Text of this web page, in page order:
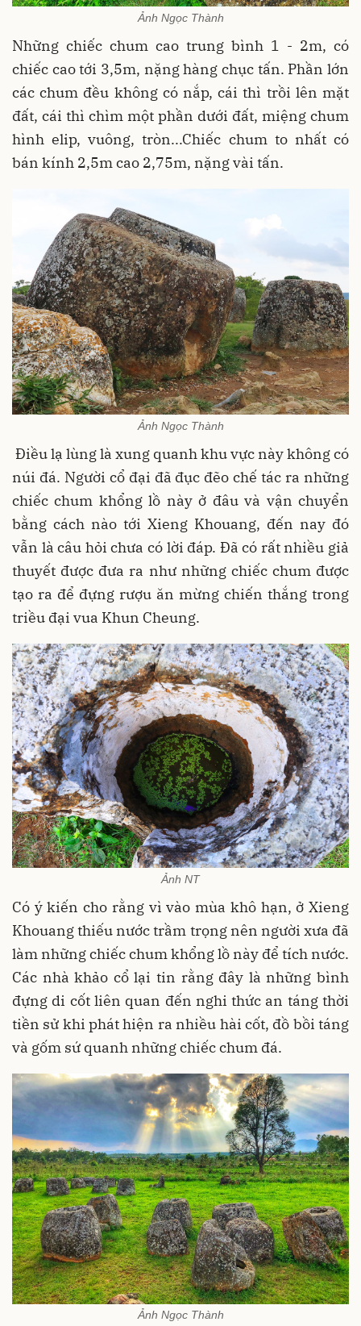
Ảnh Ngọc Thành
Những chiếc chum cao trung bình 1 - 2m, có
chiếc cao tới 3,5m, nặng hàng chục tấn. Phần lớn
các chum đều không có nắp, cái thì trồi lên mặt
đất, cái thì chìm một phần dưới đất, miệng chum
hình elip, vuông, tròn...Chiếc chum to nhất có
bán kính 2,5m cao 2,75m, nặng vài tấn.
Ảnh Ngọc Thành
Điều lạ lùng là xung quanh khu vực này không có
núi đá. Người cổ đại đã đục đẽo chế tác ra những
chiếc chum khổng lồ này ở đâu và vận chuyển
bằng cách nào tới Xieng Khouang, đến nay đó
vẫn là câu hỏi chưa có lời đáp. Đã có rất nhiều giả
thuyết được đưa ra như những chiếc chum được
tạo ra để đựng rượu ăn mừng chiến thắng trong
triều đại vua Khun Cheung.
Ảnh NT
Có ý kiến cho rằng vì vào mùa khô hạn, ở Xieng
Khouang thiếu nước trầm trọng nên người xưa đã
làm những chiếc chum khổng lồ này để tích nước.
Các nhà khảo cổ lại tin rằng đây là những bình
đựng di cốt liên quan đến nghi thức an táng thời
tiền sử khi phát hiện ra nhiều hài cốt, đồ bồi táng
và gốm sứ quanh những chiếc chum đá.
Ảnh Ngọc Thành